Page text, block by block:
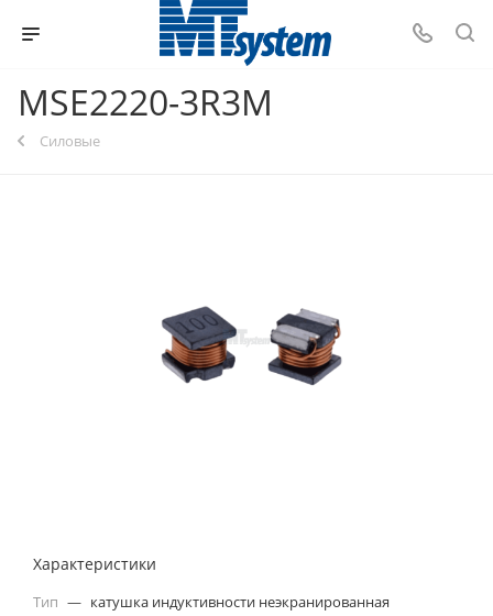
MSE2220-3R3M
Силовые
Характеристики
Тип — катушка индуктивности неэкранированная